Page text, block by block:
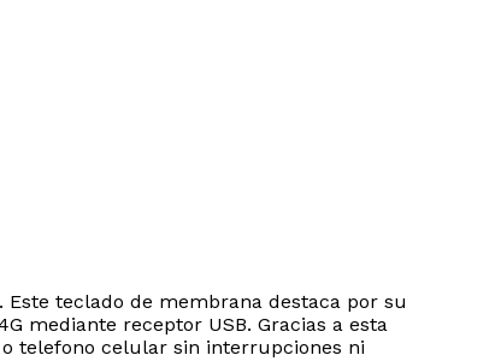
teclado de membrana destaca por su
mediante receptor USB. Gracias a esta
telefono celular sin interrupciones ni